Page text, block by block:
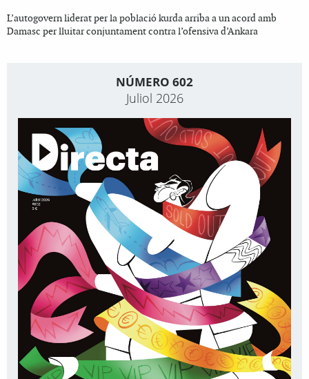
L’autogovern liderat per la població kurda arriba a un acord amb
Damasc per lluitar conjuntament contra l’ofensiva d’Ankara
NÚMERO 602
Juliol 2026